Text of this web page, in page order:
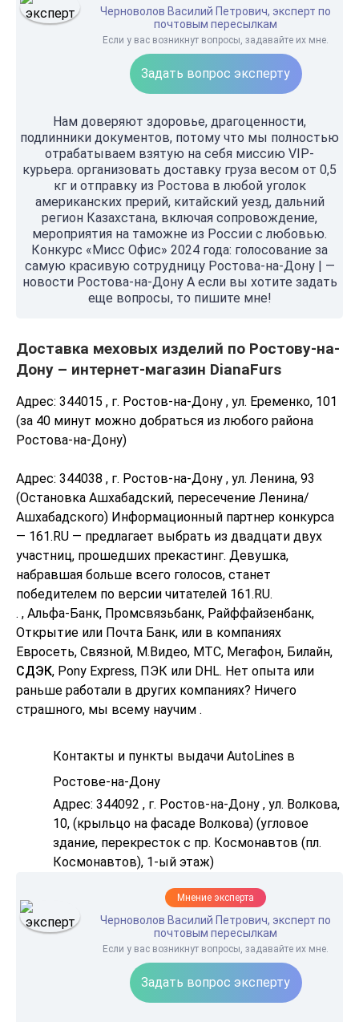
Черноволов Василий Петрович, эксперт по
почтовым пересылкам
Если у вас возникнут вопросы, задавайте их мне.
Задать вопрос эксперту
Нам доверяют здоровье, драгоценности,
подлинники документов, потому что мы полностью
отрабатываем взятую на себя миссию VIP-
курьера. организовать доставку груза весом от 0,5
кг и отправку из Ростова в любой уголок
американских прерий, китайский уезд, дальний
регион Казахстана, включая сопровождение,
мероприятия на таможне из России с любовью.
Конкурс «Мисс Офис» 2024 года: голосование за
самую красивую сотрудницу Ростова-на-Дону | —
новости Ростова-на-Дону А если вы хотите задать
еще вопросы, то пишите мне!
Доставка меховых изделий по Ростову-на-
Дону – интернет-магазин DianaFurs
Адрес: 344015 , г. Ростов-на-Дону , ул. Еременко, 101
(за 40 минут можно добраться из любого района
Ростова-на-Дону)
Адрес: 344038 , г. Ростов-на-Дону , ул. Ленина, 93
(Остановка Ашхабадский, пересечение Ленина/
Ашхабадского) Информационный партнер конкурса
— 161.RU — предлагает выбрать из двадцати двух
участниц, прошедших прекастинг. Девушка,
набравшая больше всего голосов, станет
победителем по версии читателей 161.RU.
. , Альфа-Банк, Промсвязьбанк, Райффайзенбанк,
Открытие или Почта Банк, или в компаниях
Евросеть, Связной, М.Видео, МТС, Мегафон, Билайн,
СДЭК, Pony Express, ПЭК или DHL. Нет опыта или
раньше работали в других компаниях? Ничего
страшного, мы всему научим .
Контакты и пункты выдачи AutoLines в
Ростове-на-Дону
Адрес: 344092 , г. Ростов-на-Дону , ул. Волкова,
10, (крыльцо на фасаде Волкова) (угловое
здание, перекресток с пр. Космонавтов (пл.
Космонавтов), 1-ый этаж)
Мнение эксперта
Черноволов Василий Петрович, эксперт по
почтовым пересылкам
Если у вас возникнут вопросы, задавайте их мне.
Задать вопрос эксперту